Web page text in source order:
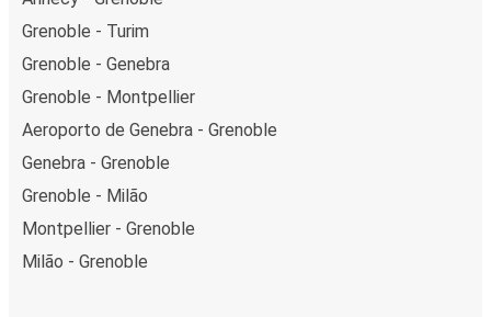
Grenoble - Turim
Grenoble - Genebra
Grenoble - Montpellier
Aeroporto de Genebra - Grenoble
Genebra - Grenoble
Grenoble - Milão
Montpellier - Grenoble
Milão - Grenoble